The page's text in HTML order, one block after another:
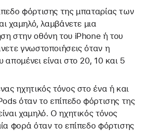
φόρτισης της μπαταρίας των
χαμηλό, λαμβάνετε μια
στην οθόνη του iPhone ή του
γνωστοποιήσεις όταν η
απομένει είναι στο 20, 10 και 5
ηχητικός τόνος στο ένα ή και
όταν το επίπεδο φόρτισης της
χαμηλό. Ο ηχητικός τόνος
φορά όταν το επίπεδο φόρτισης